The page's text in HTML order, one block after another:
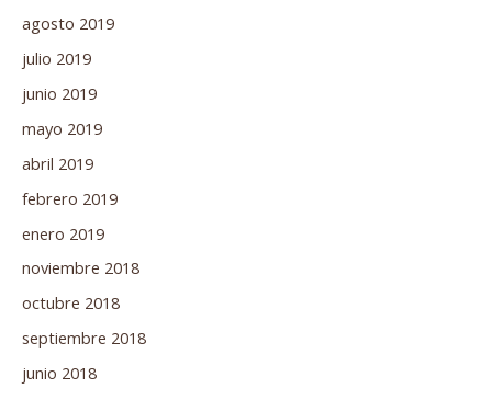
agosto 2019
julio 2019
junio 2019
mayo 2019
abril 2019
febrero 2019
enero 2019
noviembre 2018
octubre 2018
septiembre 2018
junio 2018